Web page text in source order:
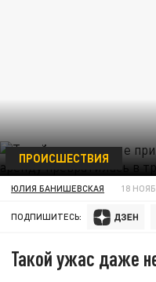
ПРОИСШЕСТВИЯ
ЮЛИЯ БАНИШЕВСКАЯ 18
ПОДПИШИТЕСЬ:
Такой ужас даже